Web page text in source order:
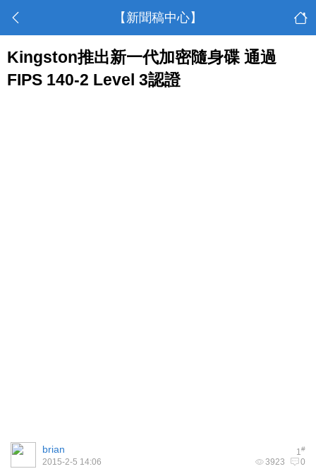
【新聞稿中心】
Kingston推出新一代加密隨身碟 通過
FIPS 140-2 Level 3認證
1#
brian
3923 0
2015-2-5 14:06